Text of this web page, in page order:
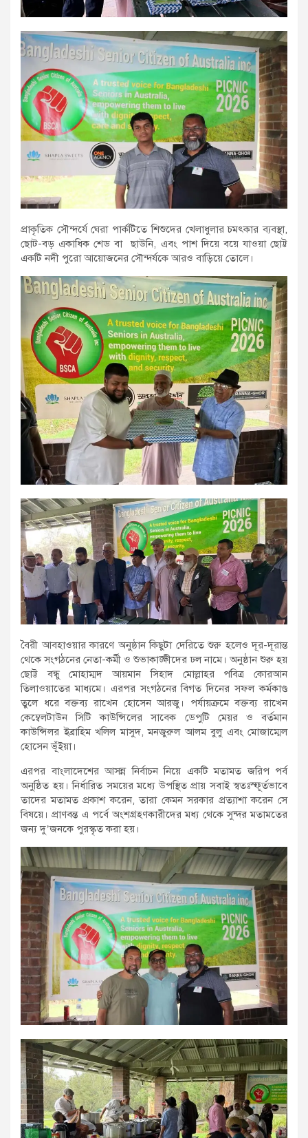
প্রাকৃতিক সৌন্দর্যে ঘেরা পার্কটিতে শিশুদের খেলাধুলার চমৎকার ব্যবস্থা,
ছোট-বড় একাধিক শেড বা ছাউনি, এবং পাশ দিয়ে বয়ে যাওয়া ছোট্ট
একটি নদী পুরো আয়োজনের সৌন্দর্যকে আরও বাড়িয়ে তোলে।
বৈরী আবহাওয়ার কারণে অনুষ্ঠান কিছুটা দেরিতে শুরু হলেও দূর-দূরান্ত
থেকে সংগঠনের নেতা-কর্মী ও শুভাকাঙ্ক্ষীদের ঢল নামে। অনুষ্ঠান শুরু হয়
ছোট্ট বন্ধু মোহাম্মদ আয়মান সিহাদ মোল্লাহর পবিত্র কোরআন
তিলাওয়াতের মাধ্যমে। এরপর সংগঠনের বিগত দিনের সফল কর্মকাণ্ড
তুলে ধরে বক্তব্য রাখেন হোসেন আরজু। পর্যায়ক্রমে বক্তব্য রাখেন
কেম্বেলটাউন সিটি কাউন্সিলের সাবেক ডেপুটি মেয়র ও বর্তমান
কাউন্সিলর ইব্রাহিম খলিল মাসুদ, মনজুরুল আলম বুলু এবং মোজাম্মেল
হোসেন ভূঁইয়া।
এরপর বাংলাদেশের আসন্ন নির্বাচন নিয়ে একটি মতামত জরিপ পর্ব
অনুষ্ঠিত হয়। নির্ধারিত সময়ের মধ্যে উপস্থিত প্রায় সবাই স্বতঃস্ফূর্তভাবে
তাদের মতামত প্রকাশ করেন, তারা কেমন সরকার প্রত্যাশা করেন সে
বিষয়ে। প্রাণবন্ত এ পর্বে অংশগ্রহণকারীদের মধ্য থেকে সুন্দর মতামতের
জন্য দু’জনকে পুরস্কৃত করা হয়।